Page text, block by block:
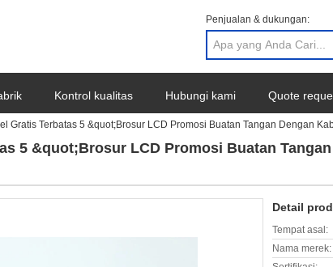
Penjualan & dukungan:
Kontrol kualitas Hubungi kami Quote
Gratis Terbatas 5 &quot;Brosur LCD Promosi Buatan Tangan Dengan
5 &quot;Brosur LCD Promosi Buatan
Detail
Tempat asal:
Nama merek: